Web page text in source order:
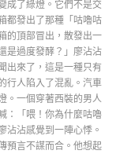
成了綠燈。它們不是交
都發出了那種「咕嚕咕
的頂部冒出，散發出一
是過度發酵？」廖沾沾
出來了，這是一種只有
行人陷入了混亂。汽車
。一個穿著西裝的男人
：「喂！你為什麼咕嚕
沾沾感覺到一陣心悸。
預言不謀而合。他想起